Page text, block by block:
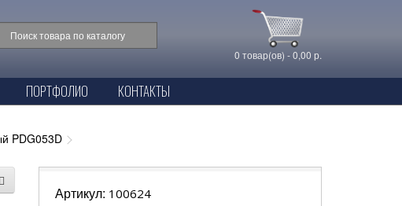
0 товар(ов) - 0,00 р.
ПОРТФОЛИО КОНТАКТЫ
PDG053D
Артикул: 100624